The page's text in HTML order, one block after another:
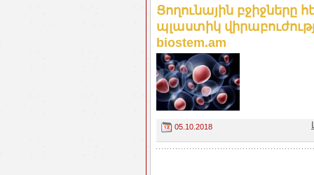
Ցողունային բջիջները
պլաստիկ
biostem.am
05.10.2018